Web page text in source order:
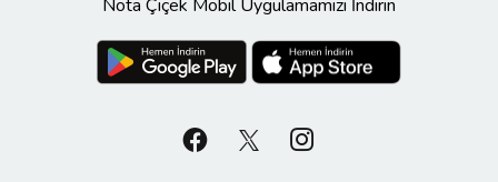
Nota Çiçek Mobil Uygulamamızı İndirin